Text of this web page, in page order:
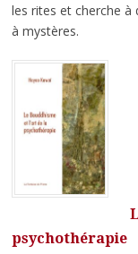
les rites et cherche à
à mystères.
psychothérapie